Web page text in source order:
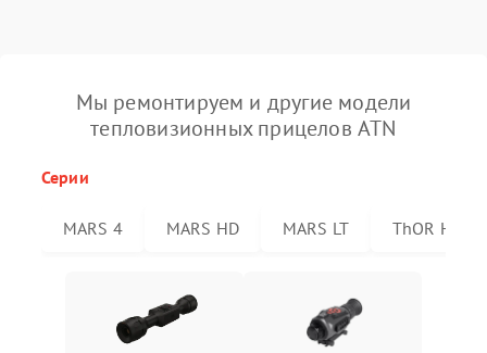
Мы ремонтируем и другие модели
тепловизионных прицелов ATN
Серии
MARS 4 MARS HD MARS LT ThOR HD